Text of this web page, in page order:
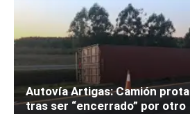
Autovía Artigas: Camión
tras ser “encerrado” por otro